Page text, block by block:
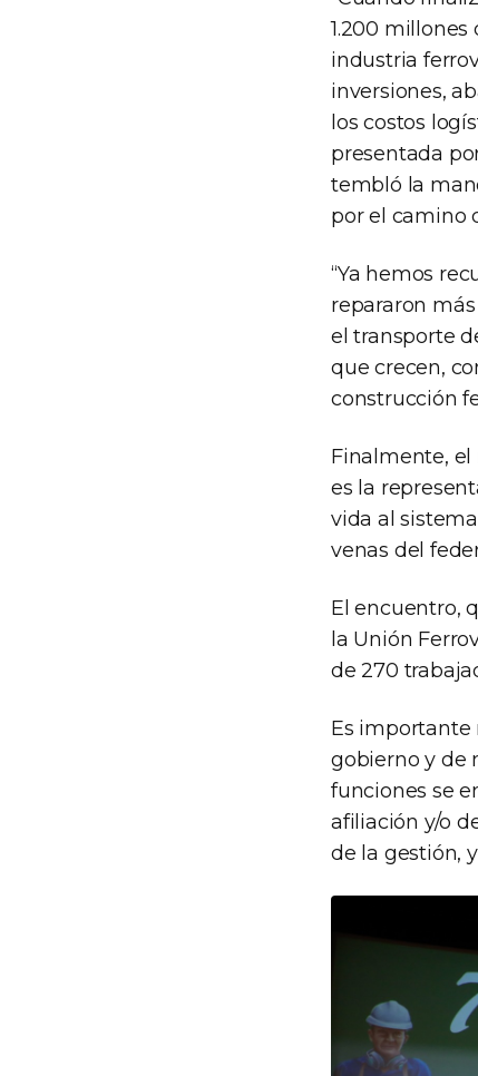
1.200 millones
industria
inversiones,
los costos
presentada
tembló la
por el camino
“Ya hemos
repararon
el transporte
que crecen,
construcción
Finalmente, el
es la
vida al
venas del
El encuentro,
la Unión
de 270
Es importante
gobierno y de
funciones se
afiliación y/o
de la gestión,